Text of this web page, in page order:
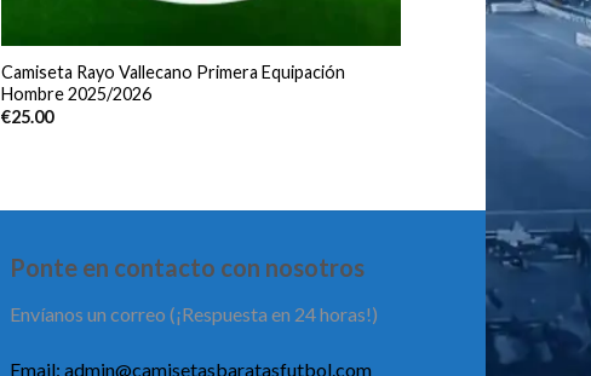
Camiseta Rayo Vallecano Primera Equipación
Hombre 2025/2026
€25.00
Ponte en contacto con nosotros
Envíanos un correo (¡Respuesta en 24 horas!)
Email: admin@camisetasbaratasfutbol.com